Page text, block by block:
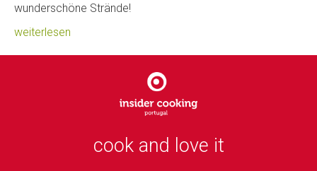
wunderschöne Strände!
weiterlesen
cook and love it